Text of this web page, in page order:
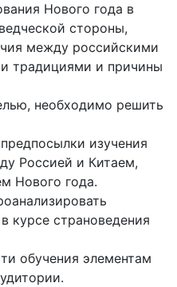
Нового года в
стороны,
между российскими
традициями и причины
необходимо решить
изучения
Россией и Китаем,
Нового года.
курсе страноведения
обучения элементам